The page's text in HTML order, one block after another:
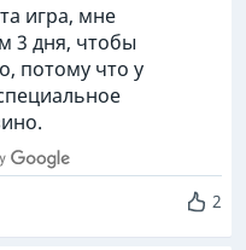
игра, мне
3 дня, чтобы
потому что у
2